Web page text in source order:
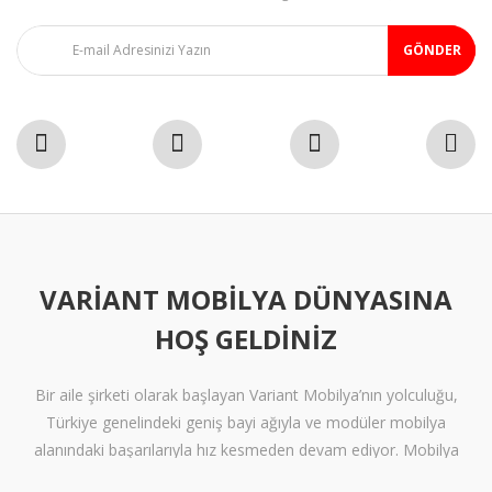
GÖNDER
VARIANT MOBILYA DÜNYASINA
HOŞ GELDINIZ
Bir aile şirketi olarak başlayan Variant Mobilya’nın yolculuğu,
Türkiye genelindeki geniş bayi ağıyla ve modüler mobilya
alanındaki başarılarıyla hız kesmeden devam ediyor. Mobilya